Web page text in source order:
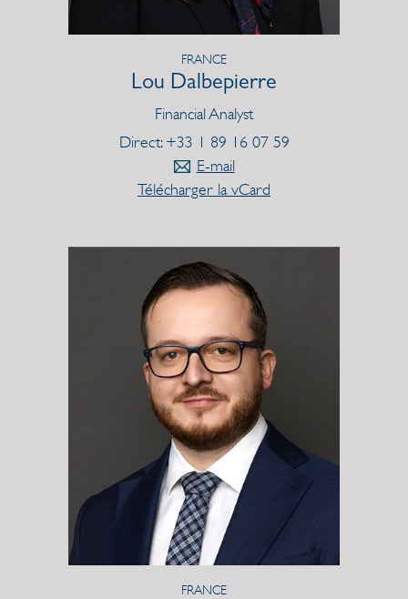
FRANCE
Lou Dalbepierre
Financial Analyst
Direct: +33 1 89 16 07 59
E-mail
Télécharger la vCard
FRANCE